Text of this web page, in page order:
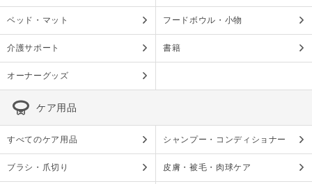
ベッド・マット フードボウル・小物
介護サポート 書籍
オーナーグッズ
ケア用品
すべてのケア用品 シャンプー・コンディショナー
ブラシ・爪切り 皮膚・被毛・肉球ケア